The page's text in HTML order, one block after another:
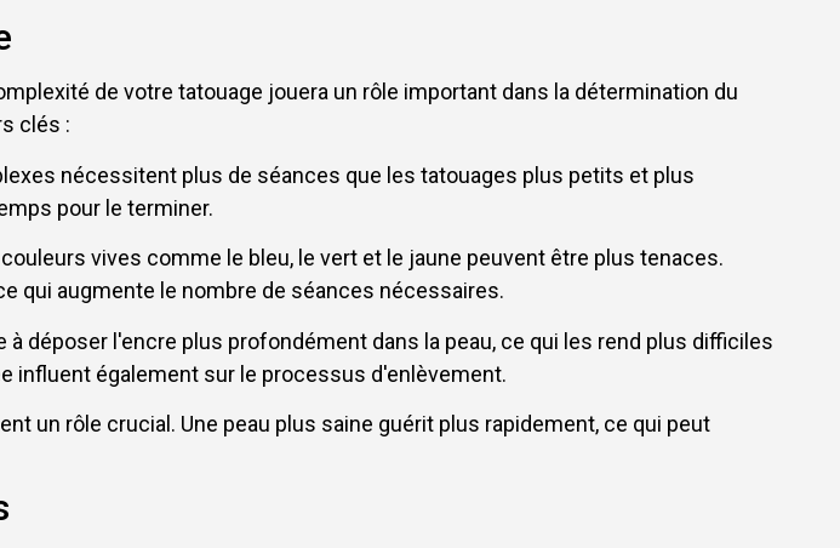
de votre tatouage jouera un rôle important dans la détermination du
clés :
nécessitent plus de séances que les tatouages plus petits et plus
pour le terminer.
vives comme le bleu, le vert et le jaune peuvent être plus tenaces.
qui augmente le nombre de séances nécessaires.
déposer l'encre plus profondément dans la peau, ce qui les rend plus difficiles
influent également sur le processus d'enlèvement.
un rôle crucial. Une peau plus saine guérit plus rapidement, ce qui peut